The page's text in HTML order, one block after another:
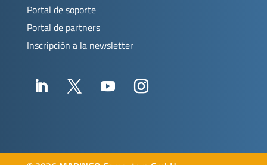
Portal de soporte
Portal de partners
Inscripción a la newsletter